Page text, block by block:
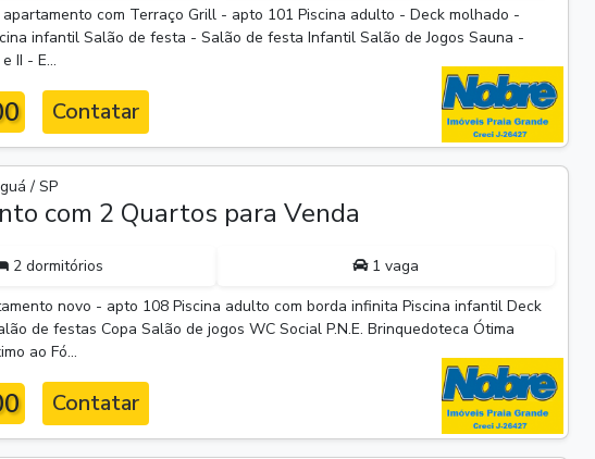
apartamento com Terraço Grill - apto 101 Piscina adulto - Deck molhado -
infantil Salão de festa - Salão de festa Infantil Salão de Jogos Sauna -
II - E...
Contatar
/ SP
com 2 Quartos para Venda
2 dormitórios
1 vaga
novo - apto 108 Piscina adulto com borda infinita Piscina infantil Deck
de festas Copa Salão de jogos WC Social P.N.E. Brinquedoteca Ótima
ao Fó...
Contatar